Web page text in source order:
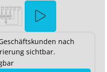
nach
sichtbar.